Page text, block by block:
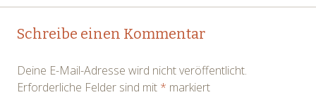
Post
Schreibe einen Kommentar
Deine E-Mail-Adresse wird nicht veröffentlicht.
Erforderliche Felder sind mit * markiert